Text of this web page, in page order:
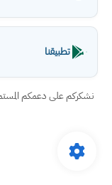
تطبيقنا
نشكركم على دعمكم